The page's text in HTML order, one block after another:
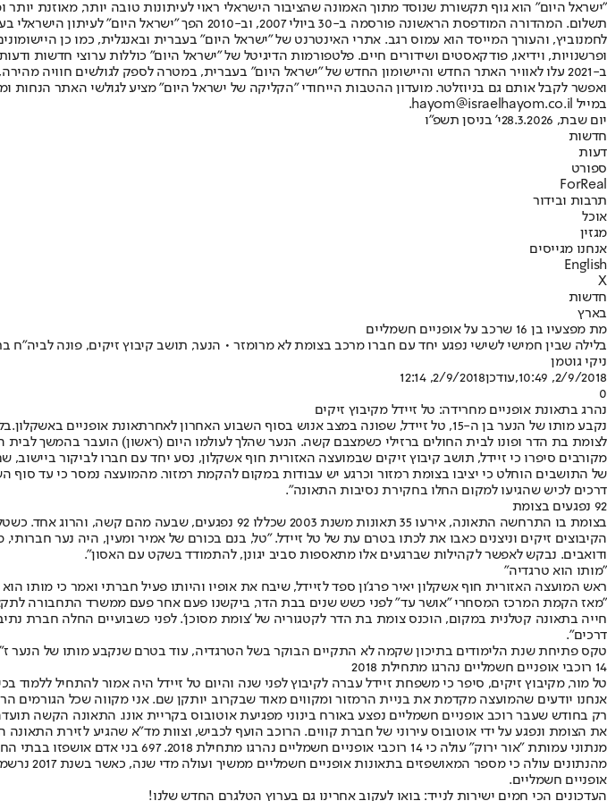
"ישראל היום" הוא גוף תקשורת שנוסד מתוך האמונה שהציבור הישראלי ראוי לעיתונות טובה יותר, מאוזנת
תשלום. המהדורה המודפסת הראשונה פורסמה ב-30
ופרשנויות, וידיאו, פודקאסטים ושידורים חיים. פלטפורמות הדיגיטל של "ישראל היום" כוללות ערוצי חדשות
ב-2021 עלו לאוויר האתר החדש והיישומון החדש של "ישראל היום" בעברית, במטרה לספק לגולשים חוויה
ואפשר לקבל אותם גם בניוזלטר. מועדון ההטבות הייחודי "הקליקה של ישראל היום" מציע לגולשי האתר הנחות
במייל hayom@israelhayom.co.il.
יום שבת, 28.3.2026
י' בניסן תשפ"ו
חדשות
דעות
ספורט
ForReal
תרבות ובידור
אוכל
מגזין
אנחנו מגייסים
English
X
חדשות
בארץ
מת מפצעיו בן 16 שרכב על אופניים חשמליים
בלילה שבין חמישי לשישי נפגע יחד עם חברו מרכב בצומת לא מרומזר • הנער, תושב קיבוץ זיקים, פונה
ניקי גוטמן
2/9/2018, 10:49
,עודכן2/9/2018, 12:14
0
נהרג בתאונת אופניים מחרידה: טל זיידל מקיבוץ זיקים
נקבע מותו של הנער בן ה-15, טל זיידל, שפונה במצב אנוש בסוף השבוע האחרון לאחר
תאונת אופניים באשקלון.
לצומת בת הדר ופונו לבית החולים ברזילי כשמצבם קשה. הנער שהלך לעולמו היום (ראשון) הועבר בהמשך
מקורבים סיפרו כי זיידל, תושב קיבוץ זיקים שבמועצה האזורית חוף אשקלון, נסע יחד עם חברו לביקור
של התושבים הוחלט כי יציבו בצומת רמזור וכרגע יש עבודות במקום להקמת רמזור. מהמועצה נמסר כי עד
דרכים לכיש שהגיעו למקום החלו בחקירת נסיבות התאונה".
92 נפגעים בצומת
בצומת בו התרחשה התאונה, אירעו 35 תאונות משנת 2003 שכללו 92 נפגעים, שבעה מהם קשה, והרוג אחד. כשטל זיידל הוא ההרוג השני. הנתונים מתייחסים לסביבת הצומת, כחצי קילומטר לכל כיוון.
הקיבוצים זיקים וניצנים כאבו את לכתו בטרם עת של טל זיידל. "טל, בנם בכורם של אמיר ומעין, היה נער
ודואבים. נבקש לאפשר לקהילות שברגעים אלו מתאספות סביב יגונן, להתמודד בשקט עם האסון".
"מותו הוא טרגדיה"
ראש המועצה האזורית חוף אשקלון יאיר פרג'ון ספד לזיידל, שיבח את אופיו והיותו פעיל חברתי ואמר כי מותו
"מאז הקמת המרכז המסחרי "אושר עד" לפני כשש שנים בבת הדר, ביקשנו פעם אחר פעם ממשרד התחבורה
חייה בתאונה קטלנית במקום, הוכנס צומת בת הדר לקטגוריה של 'צומת מסוכן'. לפני כשבועיים החלה חברת
דרכים".
טקס פתיחת שנת הלימודים בתיכון שקמה לא התקיים הבוקר בשל הטרגדיה, עוד בטרם שנקבע מותו של הנער
14 רוכבי אופניים חשמליים נהרגו מתחילת 2018
טל מור, מקיבוץ זיקים, סיפר כי משפחת זיידל עברה לקיבוץ לפני שנה והיום טל זיידל היה אמור להתחיל
אנחנו יודעים שהמועצה מקדמת את בניית הרמזור ומקווים מאוד שבקרוב יותקן שם. אני מקווה שכל הגורמים
את הצומת ונפגע על ידי אוטובוס עירוני של חברת קווים. הרוכב הועף לכביש, וצוות מד"א שהגיע לזירת התאונה
אופניים חשמליים.
העדכונים הכי חמים ישירות לנייד: בואו לעקוב אחרינו גם בערוץ הטלגרם החדש שלנו!